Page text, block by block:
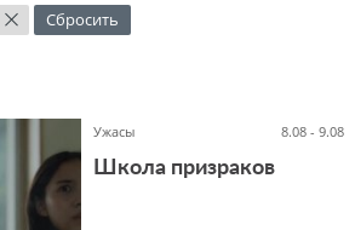
× Сбросить
Ужасы 8.08 - 9.08
Школа призраков